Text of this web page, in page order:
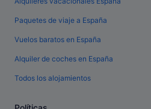
Paquetes de viaje a España
Vuelos baratos en España
Alquiler de coches en España
Todos los alojamientos